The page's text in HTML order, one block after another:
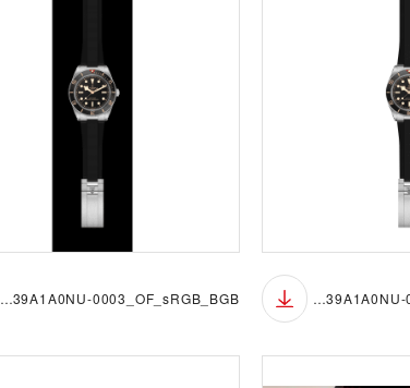
M7939A1A0NU-0003_OF_sRGB_BGW
M7939A1A0NU-0003_OF_sRGB_BGB